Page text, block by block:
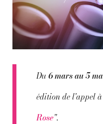
Du6 mars au 5
édition de l'appel
Rose".